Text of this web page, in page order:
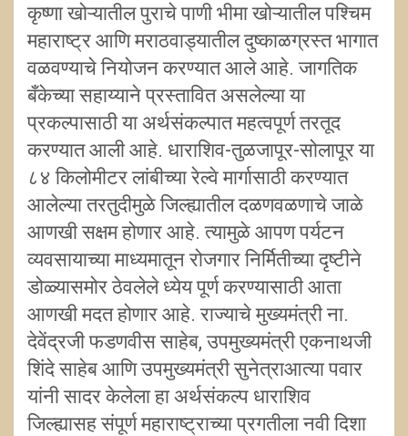
कृष्णा खोऱ्यातील पुराचे पाणी भीमा खोऱ्यातील पश्चिम
महाराष्ट्र आणि मराठवाड्यातील दुष्काळग्रस्त भागात
वळवण्याचे नियोजन करण्यात आले आहे. जागतिक
बँकेच्या सहाय्याने प्रस्तावित असलेल्या या
प्रकल्पासाठी या अर्थसंकल्पात महत्वपूर्ण तरतूद
करण्यात आली आहे. धाराशिव-तुळजापूर-सोलापूर या
८४ किलोमीटर लांबीच्या रेल्वे मार्गासाठी करण्यात
आलेल्या तरतुदीमुळे जिल्ह्यातील दळणवळणाचे जाळे
आणखी सक्षम होणार आहे. त्यामुळे आपण पर्यटन
व्यवसायाच्या माध्यमातून रोजगार निर्मितीच्या दृष्टीने
डोळ्यासमोर ठेवलेले ध्येय पूर्ण करण्यासाठी आता
आणखी मदत होणार आहे. राज्याचे मुख्यमंत्री ना.
देवेंद्रजी फडणवीस साहेब, उपमुख्यमंत्री एकनाथजी
शिंदे साहेब आणि उपमुख्यमंत्री सुनेत्राआत्या पवार
यांनी सादर केलेला हा अर्थसंकल्प धाराशिव
जिल्ह्यासह संपूर्ण महाराष्ट्राच्या प्रगतीला नवी दिशा